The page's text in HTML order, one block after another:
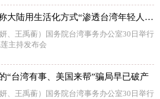
国台办批民进党民意代表称大陆用生活化方式“渗透台湾年轻人”谬论
、王禹蘅）国务院台湾事务办公室30日举行
主持发布会
“台湾有事、美国来帮”骗局早已破产
、王禹蘅）国务院台湾事务办公室30日举行